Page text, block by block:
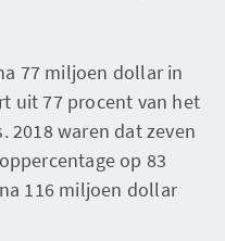
77 miljoen dollar in
uit 77 procent van het
2018 waren dat zeven
op 83
116 miljoen dollar